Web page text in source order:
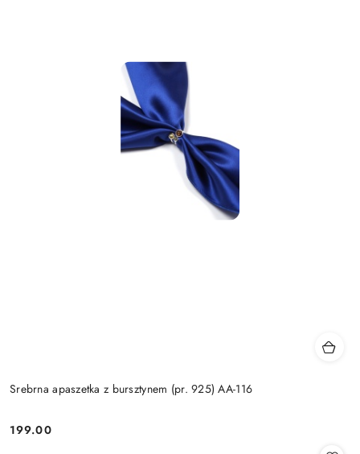
Srebrna apaszetka z bursztynem (pr. 925) AA-116
Cena:
199.00